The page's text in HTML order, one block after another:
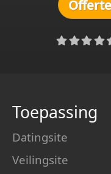
Toepassing
Datingsite
Veilingsite